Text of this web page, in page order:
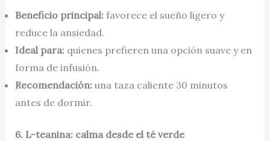
Beneficio principal:favorece el sueño ligero y
reduce la ansiedad.
Ideal para:quienes prefieren una opción suave y en
forma de infusión.
Recomendación:una taza caliente 30 minutos
antes de dormir.
6. L-teanina: calma desde el té verde